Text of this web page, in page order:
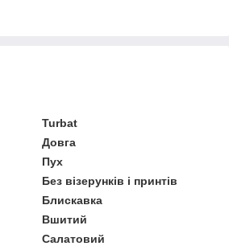
Turbat
Довга
Пух
Без візерунків і принтів
Блискавка
Вшитий
Салатовий